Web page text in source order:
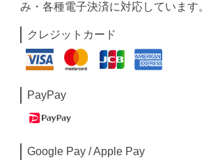
み・各種電子決済に対応しています。
クレジットカード
PayPay
Google Pay / Apple Pay